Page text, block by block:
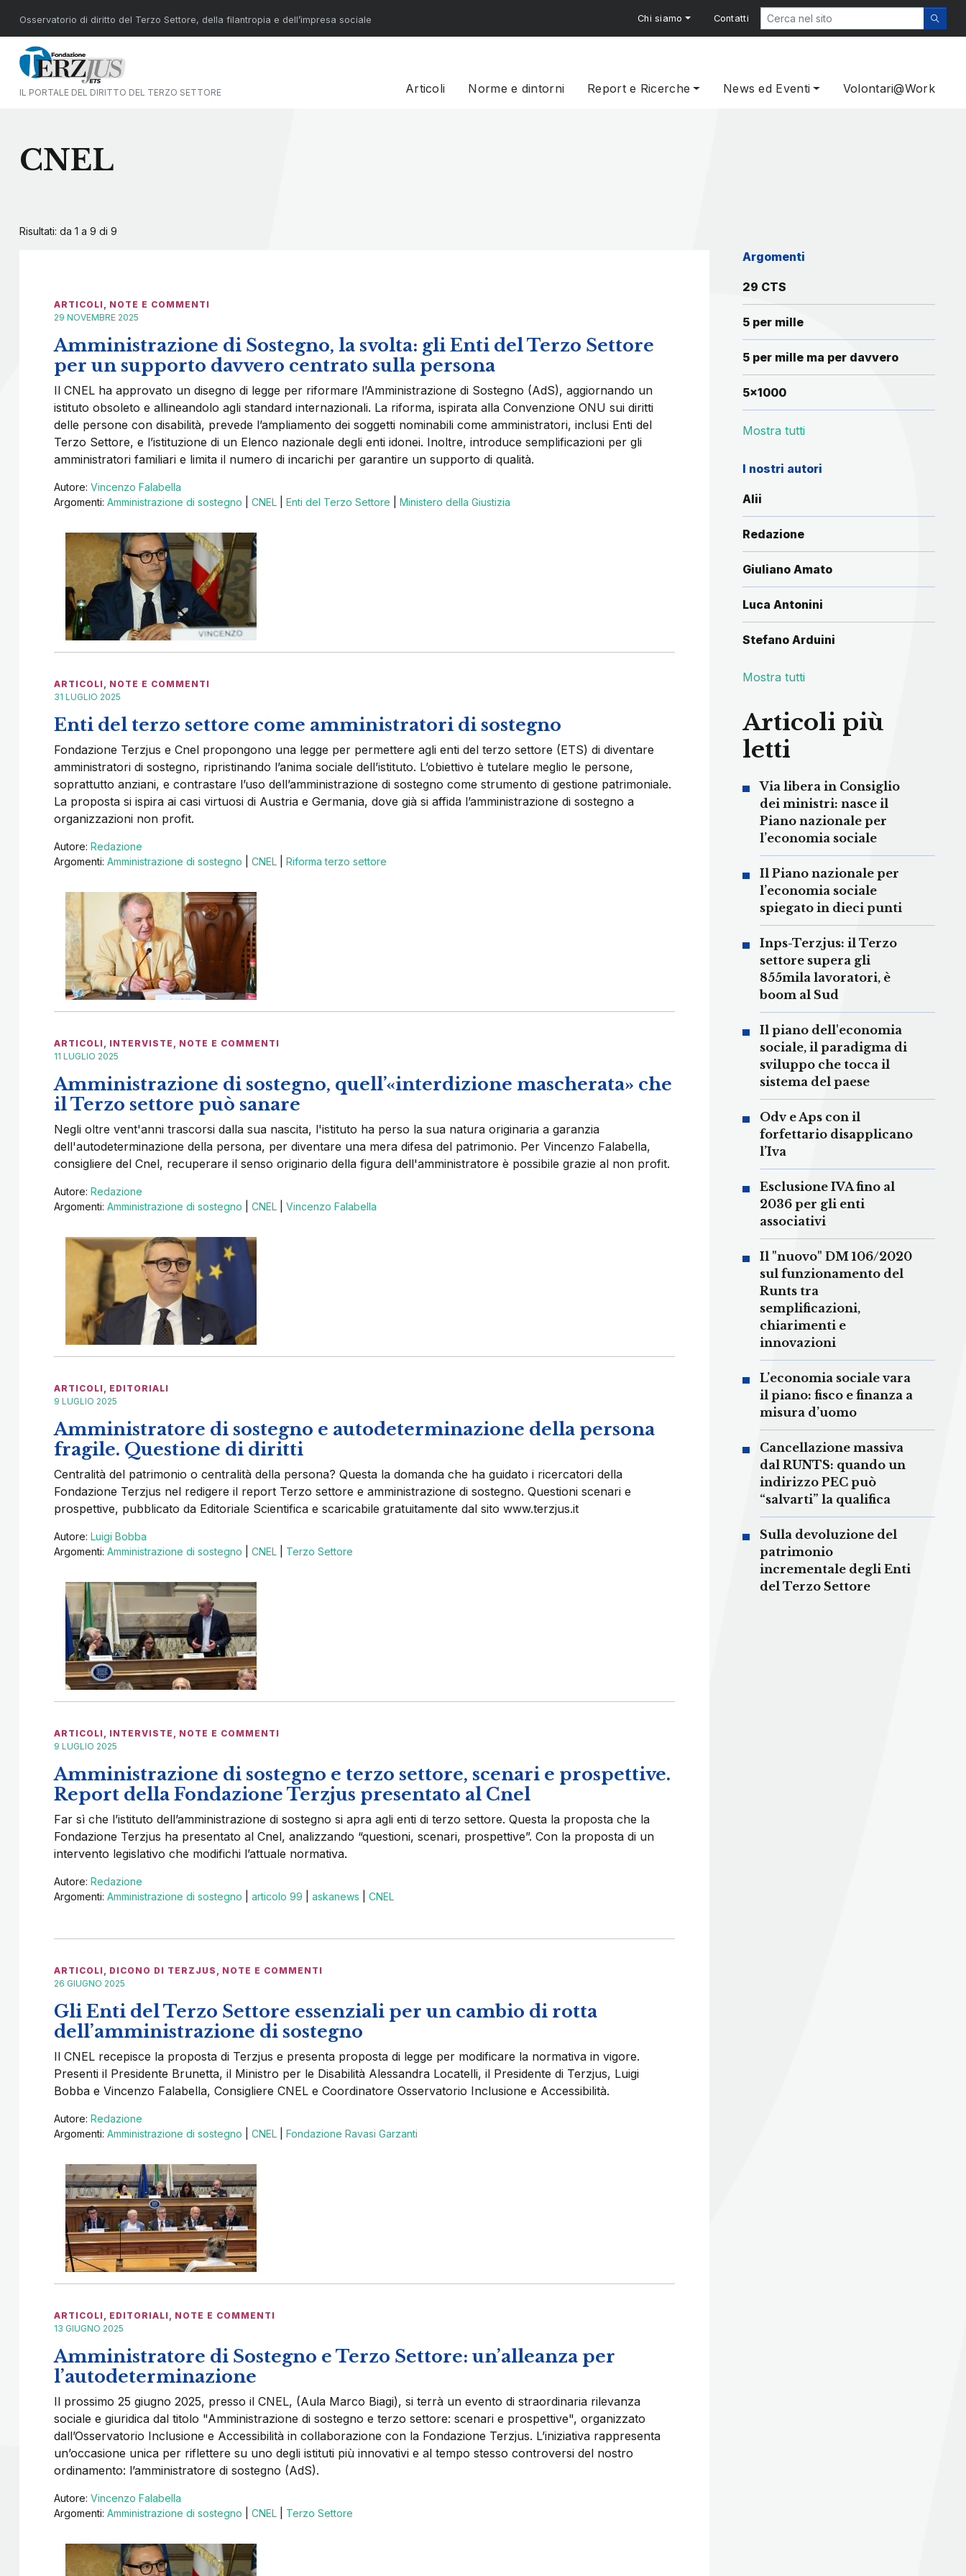
Osservatorio di diritto del Terzo Settore, della filantropia e dell’impresa sociale Chi siamo Contatti
IL PORTALE DEL DIRITTO DEL TERZO SETTORE Articoli Norme e dintorni Report e Ricerche News ed Eventi Volontari@Work
CNEL
Risultati: da 1 a 9 di 9
ARTICOLI , NOTE E COMMENTI
29 NOVEMBRE 2025
Amministrazione di Sostegno, la svolta: gli Enti del Terzo Settore
per un supporto davvero centrato sulla persona
Il CNEL ha approvato un disegno di legge per riformare l’Amministrazione di Sostegno (AdS), aggiornando un
istituto obsoleto e allineandolo agli standard internazionali. La riforma, ispirata alla Convenzione ONU sui diritti
delle persone con disabilità, prevede l’ampliamento dei soggetti nominabili come amministratori, inclusi Enti del
Terzo Settore, e l’istituzione di un Elenco nazionale degli enti idonei. Inoltre, introduce semplificazioni per gli
amministratori familiari e limita il numero di incarichi per garantire un supporto di qualità.
Autore: Vincenzo Falabella
Argomenti: Amministrazione di sostegno CNEL Enti del Terzo Settore Ministero della Giustizia
ARTICOLI , NOTE E COMMENTI
31 LUGLIO 2025
Enti del terzo settore come amministratori di sostegno
Fondazione Terzjus e Cnel propongono una legge per permettere agli enti del terzo settore (ETS) di diventare
amministratori di sostegno, ripristinando l’anima sociale dell’istituto. L’obiettivo è tutelare meglio le persone,
soprattutto anziani, e contrastare l’uso dell’amministrazione di sostegno come strumento di gestione patrimoniale.
La proposta si ispira ai casi virtuosi di Austria e Germania, dove già si affida l’amministrazione di sostegno a
organizzazioni non profit.
Autore: Redazione
Argomenti: Amministrazione di sostegno CNEL Riforma terzo settore
ARTICOLI , INTERVISTE , NOTE E COMMENTI
11 LUGLIO 2025
Amministrazione di sostegno, quell’«interdizione mascherata» che
il Terzo settore può sanare
Negli oltre vent'anni trascorsi dalla sua nascita, l'istituto ha perso la sua natura originaria a garanzia
dell'autodeterminazione della persona, per diventare una mera difesa del patrimonio. Per Vincenzo Falabella,
consigliere del Cnel, recuperare il senso originario della figura dell'amministratore è possibile grazie al non profit.
Autore: Redazione
Argomenti: Amministrazione di sostegno CNEL Vincenzo Falabella
ARTICOLI , EDITORIALI
9 LUGLIO 2025
Amministratore di sostegno e autodeterminazione della persona
fragile. Questione di diritti
Centralità del patrimonio o centralità della persona? Questa la domanda che ha guidato i ricercatori della
Fondazione Terzjus nel redigere il report Terzo settore e amministrazione di sostegno. Questioni scenari e
prospettive, pubblicato da Editoriale Scientifica e scaricabile gratuitamente dal sito www.terzjus.it
Autore: Luigi Bobba
Argomenti: Amministrazione di sostegno CNEL Terzo Settore
ARTICOLI , INTERVISTE , NOTE E COMMENTI
9 LUGLIO 2025
Amministrazione di sostegno e terzo settore, scenari e prospettive.
Report della Fondazione Terzjus presentato al Cnel
Far sì che l’istituto dell’amministrazione di sostegno si apra agli enti di terzo settore. Questa la proposta che la
Fondazione Terzjus ha presentato al Cnel, analizzando “questioni, scenari, prospettive”. Con la proposta di un
intervento legislativo che modifichi l’attuale normativa.
Autore: Redazione
Argomenti: Amministrazione di sostegno articolo 99 askanews CNEL
ARTICOLI , DICONO DI TERZJUS , NOTE E COMMENTI
26 GIUGNO 2025
Gli Enti del Terzo Settore essenziali per un cambio di rotta
dell’amministrazione di sostegno
Il CNEL recepisce la proposta di Terzjus e presenta proposta di legge per modificare la normativa in vigore.
Presenti il Presidente Brunetta, il Ministro per le Disabilità Alessandra Locatelli, il Presidente di Terzjus, Luigi
Bobba e Vincenzo Falabella, Consigliere CNEL e Coordinatore Osservatorio Inclusione e Accessibilità.
Autore: Redazione
Argomenti: Amministrazione di sostegno CNEL Fondazione Ravasi Garzanti
ARTICOLI , EDITORIALI , NOTE E COMMENTI
13 GIUGNO 2025
Amministratore di Sostegno e Terzo Settore: un’alleanza per
l’autodeterminazione
Il prossimo 25 giugno 2025, presso il CNEL, (Aula Marco Biagi), si terrà un evento di straordinaria rilevanza
sociale e giuridica dal titolo "Amministrazione di sostegno e terzo settore: scenari e prospettive", organizzato
dall’Osservatorio Inclusione e Accessibilità in collaborazione con la Fondazione Terzjus. L’iniziativa rappresenta
un’occasione unica per riflettere su uno degli istituti più innovativi e al tempo stesso controversi del nostro
ordinamento: l’amministratore di sostegno (AdS).
Autore: Vincenzo Falabella
Argomenti: Amministrazione di sostegno CNEL Terzo Settore
Argomenti
29 CTS
5 per mille
5 per mille ma per davvero
5x1000
Mostra tutti
I nostri autori
Alii
Redazione
Giuliano Amato
Luca Antonini
Stefano Arduini
Mostra tutti
Articoli più
letti
Via libera in Consiglio
dei ministri: nasce il
Piano nazionale per
l’economia sociale
Il Piano nazionale per
l’economia sociale
spiegato in dieci punti
Inps-Terzjus: il Terzo
settore supera gli
855mila lavoratori, è
boom al Sud
Il piano dell'economia
sociale, il paradigma di
sviluppo che tocca il
sistema del paese
Odv e Aps con il
forfettario disapplicano
l’Iva
Esclusione IVA fino al
2036 per gli enti
associativi
Il "nuovo" DM 106/2020
sul funzionamento del
Runts tra
semplificazioni,
chiarimenti e
innovazioni
L’economia sociale vara
il piano: fisco e finanza a
misura d’uomo
Cancellazione massiva
dal RUNTS: quando un
indirizzo PEC può
“salvarti” la qualifica
Sulla devoluzione del
patrimonio
incrementale degli Enti
del Terzo Settore